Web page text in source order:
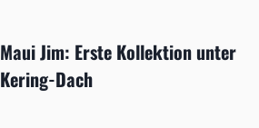
Maui Jim: Erste Kollektion unter
Kering-Dach